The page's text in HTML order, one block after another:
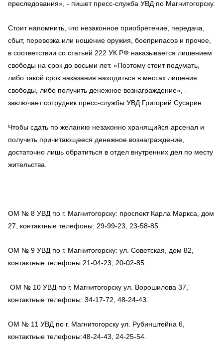
преследования», - пишет пресс-служба УВД по Магнитогорску.
Стоит напомнить, что незаконное приобретение, передача,
сбыт, перевозка или ношение оружия, боеприпасов и прочее,
в соответствии со статьей 222 УК РФ наказывается лишением
свободы на срок до восьми лет. «Поэтому стоит подумать,
либо такой срок наказания находиться в местах лишения
свободы, либо получить денежное вознаграждение», -
заключает сотрудник пресс-службы УВД Григорий Сусарин.
Чтобы сдать по желанию незаконно хранящийся арсенал и
получить причитающееся денежное вознаграждение,
достаточно лишь обратиться в отдел внутренних дел по месту
жительства.
ОМ № 8 УВД по г. Магнитогорску: проспект Карла Маркса, дом
27, контактные телефоны: 29-99-23, 23-58-85.
ОМ № 9 УВД по г. Магнитогорску: ул. Советская, дом 82,
контактные телефоны:21-04-23, 20-02-85.
ОМ № 10 УВД по г. Магнитогорску ул. Ворошилова 37,
контактные телефоны: 34-17-72, 48-24-43.
ОМ № 11 УВД по г. Магнитогорску ул. Рубинштейна 6,
контактные телефоны:48-24-43, 24-25-54.